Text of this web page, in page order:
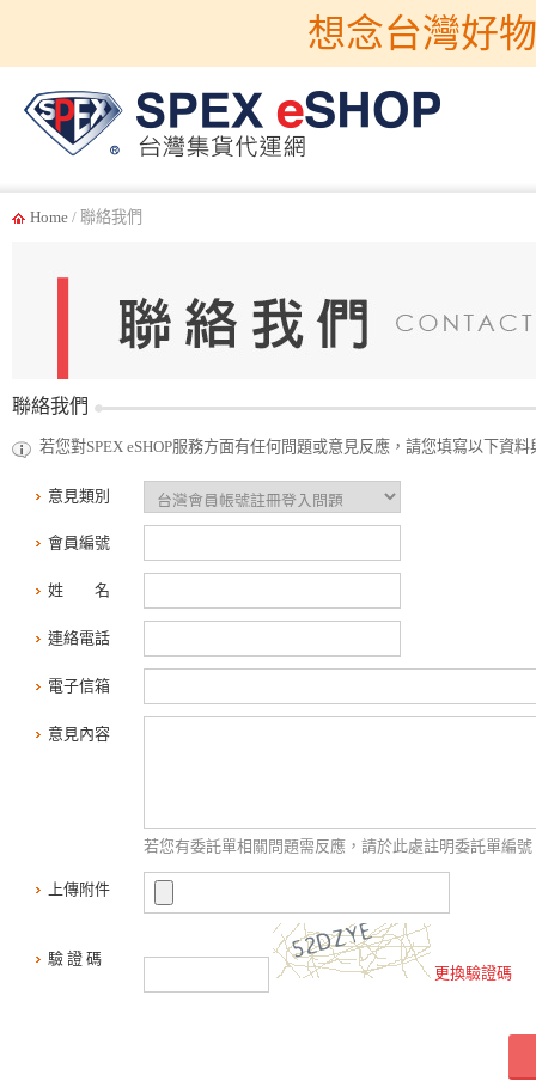
想念台灣好
Home / 聯絡我們
聯絡我們
若您對SPEX eSHOP服務方面有任何問題或意見反應，請您填寫以下資
意見類別
會員編號
姓 名
連絡電話
電子信箱
意見內容
若您有委託單相關問題需反應，請於此處註明委託單編
上傳附件
驗 證 碼
更換驗證碼